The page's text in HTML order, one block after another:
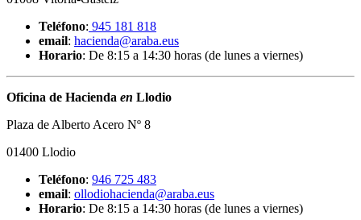
Teléfono: 945 181 818
email: hacienda@araba.eus
Horario: De 8:15 a 14:30 horas (de lunes a viernes)
Oficina de Hacienda en Llodio
Plaza de Alberto Acero Nº 8
01400 Llodio
Teléfono: 946 725 483
email: ollodiohacienda@araba.eus
Horario: De 8:15 a 14:30 horas (de lunes a viernes)